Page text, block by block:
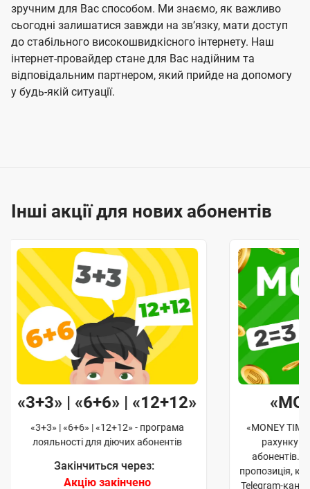
зручним для Вас способом. Ми знаємо, як важливо
сьогодні залишатися завжди на звʼязку, мати доступ
до стабільного високошвидкісного інтернету. Наш
інтернет-провайдер стане для Вас надійним та
відповідальним партнером, який прийде на допомогу
у будь-якій ситуації.
Інші акції для нових абонентів
«3+3» | «6+6» | «12+12»
«3+3» | «6+6» | «12+12» - програма
лояльності для діючих абонентів
Закінчиться через:
Акцію закінчено
«MONEY
рахунку
абонентів.
пропозиція,
Telegram-